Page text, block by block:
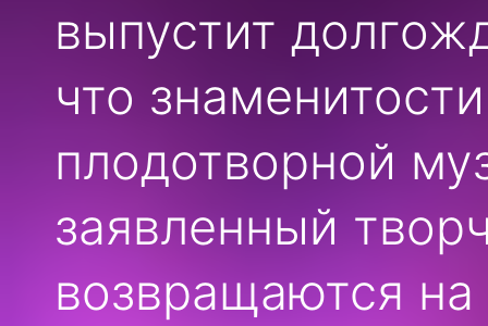
выпустит
что
плодотворной
заявленный
возвращаются